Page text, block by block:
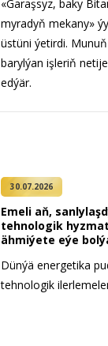
«Garaşsyz, baky
myradyň mekany»
üstüni ýetirdi.
barylýan işleriň
edýär.
30.07.2026
Emeli aň,
tehnologik
ähmiýete eýe
Dünýä energetika
tehnologik